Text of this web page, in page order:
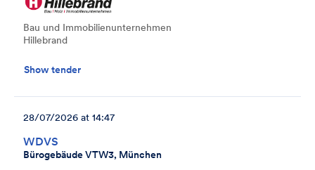
Bau und Immobilienunternehmen
Hillebrand
Show tender
WDVS
Bürogebäude VTW3, München
28/07/2026 at 14:47